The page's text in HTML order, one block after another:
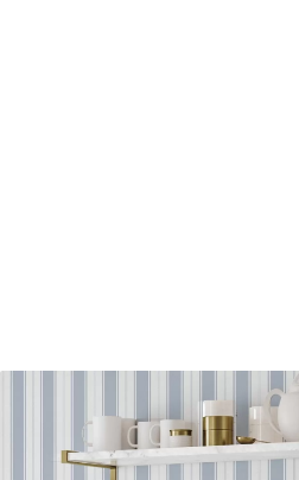
Standard